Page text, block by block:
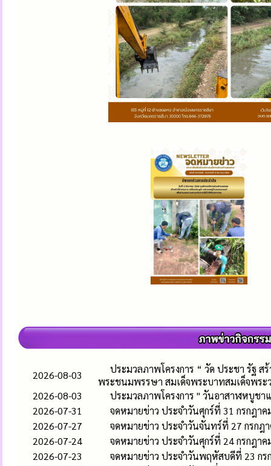
2026-08-03
ประมวลภาพโครงการ “ วัด ประชา รัฐ ส
พระชนมพรรษา สมเด็จพระบาทสมเด็จพระ
2026-08-03
ประมวลภาพโครงการ " วันอาสาฬหบูช
2026-07-31
จดหมายข่าว ประจำวันศุกร์ที่ 31 กรกฎา
2026-07-27
จดหมายข่าว ประจำวันจันทร์ที่ 27 กรกฎ
2026-07-24
จดหมายข่าว ประจำวันศุกร์ที่ 24 กรกฎา
2026-07-23
จดหมายข่าว ประจำวันพฤหัสบดีที่ 23 ก